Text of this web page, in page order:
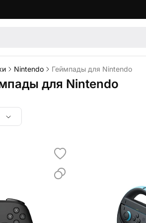
Nintendo Геймпады для Nintendo
для Nintendo